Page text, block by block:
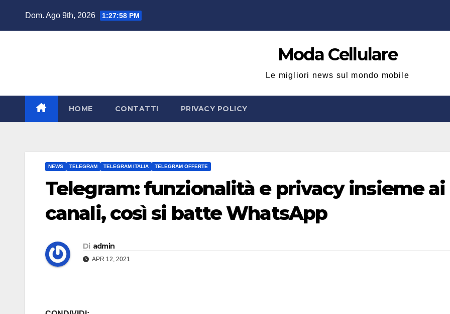
Dom. Ago 9th, 2026 1:27:59 PM
Moda Cellulare
Le migliori news sul mondo mobile
HOME CONTATTI PRIVACY POLICY
NEWS TELEGRAM TELEGRAM ITALIA TELEGRAM OFFERTE
Telegram: funzionalità e privacy insieme ai
canali, così si batte WhatsApp
Di admin
APR 12, 2021